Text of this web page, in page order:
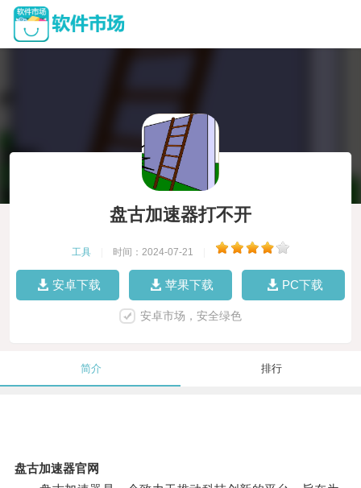
盘古加速器打不开
工具 时间：2024-07-21
安卓下载 苹果下载 PC下载
安卓市场，安全绿色
简介 排行
盘古加速器官网